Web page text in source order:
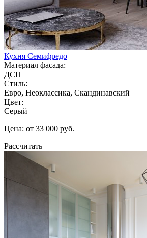
Кухня Семифредо
Материал фасада:
ДСП
Стиль:
Евро, Неоклассика, Скандинавский
Цвет:
Серый
Цена: от 33 000 руб.
Рассчитать